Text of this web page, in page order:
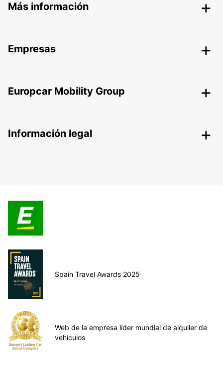
Más información
Empresas
Europcar Mobility Group
Información legal
Spain Travel Awards 2025
Web de la empresa líder mundial de alquiler de
vehículos